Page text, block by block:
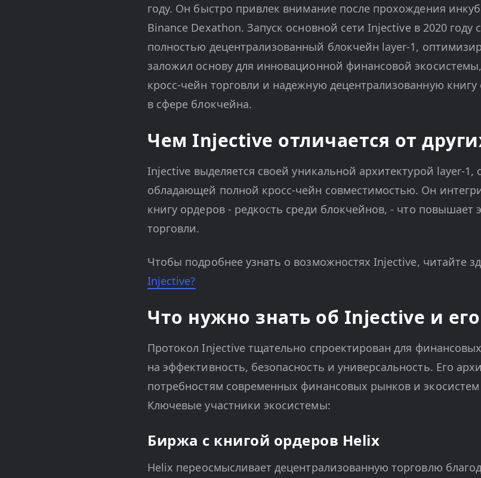
году. Он быстро привлек внимание после прохождения
Binance Dexathon. Запуск основной сети Injective в 2020 году
полностью децентрализованный блокчейн layer-1,
заложил основу для инновационной финансовой
кросс-чейн торговли и надежную децентрализованную
в сфере блокчейна.
Чем Injective отличается от
Injective выделяется своей уникальной архитектурой layer-
обладающей полной кросс-чейн совместимостью. Он
книгу ордеров - редкость среди блокчейнов, - что повышает
торговли.
Чтобы подробнее узнать о возможностях Injective, читайте
Injective?
Что нужно знать об Injective и
Протокол Injective тщательно спроектирован для
на эффективность, безопасность и универсальность. Его
потребностям современных финансовых рынков и
Ключевые участники экосистемы:
Биржа с книгой ордеров Helix
Helix переосмысливает децентрализованную торговлю